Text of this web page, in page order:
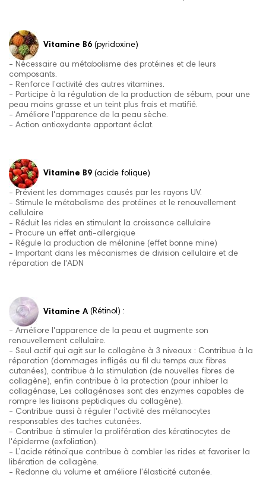
Vitamine B6 (pyridoxine)
- Nécessaire au métabolisme des protéines et de leurs
composants.
- Renforce l’activité des autres vitamines.
- Participe à la régulation de la production de sébum, pour une
peau moins grasse et un teint plus frais et matifié.
- Améliore l'apparence de la peau sèche.
- Action antioxydante apportant éclat.
Vitamine B9 (acide folique)
- Prévient les dommages causés par les rayons UV.
- Stimule le métabolisme des protéines et le renouvellement
cellulaire
- Réduit les rides en stimulant la croissance cellulaire
- Procure un effet anti-allergique
- Régule la production de mélanine (effet bonne mine)
- Important dans les mécanismes de division cellulaire et de
réparation de l'ADN
Vitamine A (Rétinol) :
- Améliore l'apparence de la peau et augmente son
renouvellement cellulaire.
- Seul actif qui agit sur le collagène à 3 niveaux : Contribue à la
réparation (dommages infligés au fil du temps aux fibres
cutanées), contribue à la stimulation (de nouvelles fibres de
collagène), enfin contribue à la protection (pour inhiber la
collagénase, Les collagénases sont des enzymes capables de
rompre les liaisons peptidiques du collagène).
- Contribue aussi à réguler l'activité des mélanocytes
responsables des taches cutanées.
- Contribue à stimuler la prolifération des kératinocytes de
l'épiderme (exfoliation).
- L’acide rétinoïque contribue à combler les rides et favoriser la
libération de collagène.
- Redonne du volume et améliore l'élasticité cutanée.